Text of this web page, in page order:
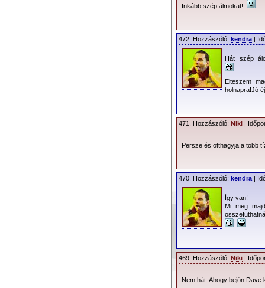
A posztert a
Inkább szép álmokat!
472. Hozzászóló: kendra |
Hát szép
Elteszem
holnapra!Jó
471. Hozzászóló: Niki |
Persze és otthagyja a több
470. Hozzászóló: kendra |
Így van!
Mi meg
469. Hozzászóló: Niki |
Nem hát. Ahogy bejön